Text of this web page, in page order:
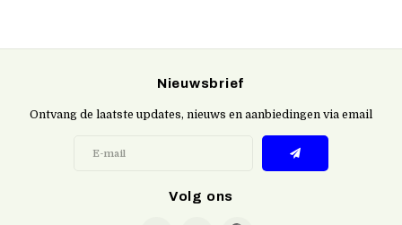
Nieuwsbrief
Ontvang de laatste updates, nieuws en aanbiedingen via email
Volg ons